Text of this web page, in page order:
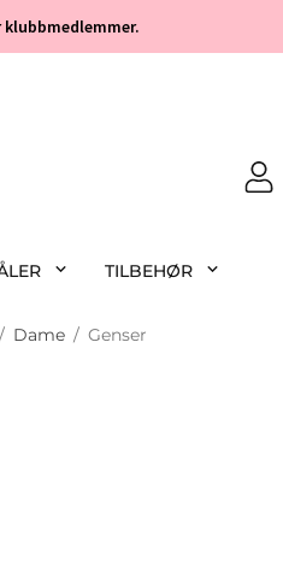
TILBEHØR
/ Dame / Genser